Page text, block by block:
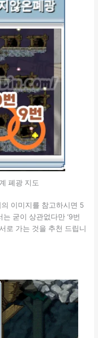
폐광 지도
이미지를 참고하시면 5
굳이 상관없다만 ‘9번
로 가는 것을 추천 드립니